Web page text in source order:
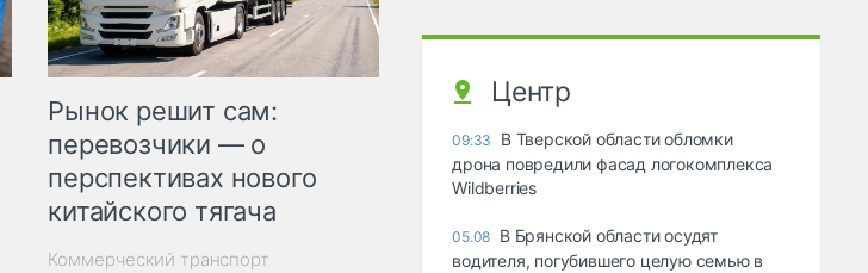
Рынок решит сам:
перевозчики — о
перспективах нового
китайского тягача
Коммерческий транспорт
Центр
09:33
В Тверской области обломки
дрона повредили фасад логокомплекса
Wildberries
05.08 В Брянской области осудят
водителя, погубившего целую семью в